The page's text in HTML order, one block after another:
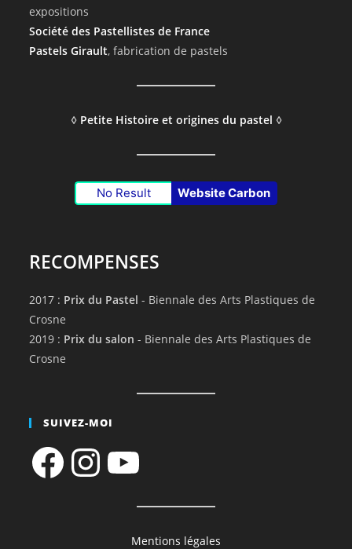
expositions
Société des Pastellistes de France
Pastels Girault, fabrication de pastels
◊ Petite Histoire et origines du pastel ◊
No Result Website Carbon
RECOMPENSES
2017 : Prix du Pastel - Biennale des Arts Plastiques de
Crosne
2019 : Prix du salon - Biennale des Arts Plastiques de
Crosne
SUIVEZ-MOI
FacebookInstagramYouTube
Mentions légales